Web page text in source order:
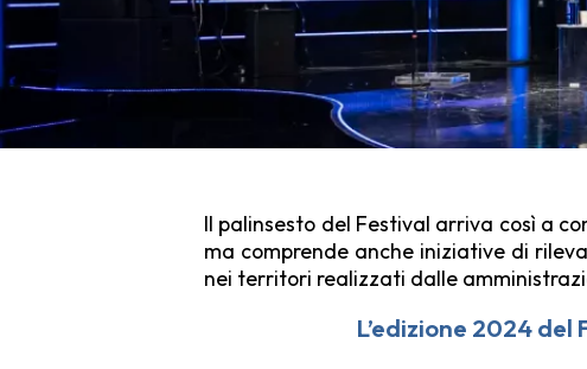
Il palinsesto del Festival arriva così a
ma comprende anche iniziative di
nei territori realizzati dalle
L’edizione 2024